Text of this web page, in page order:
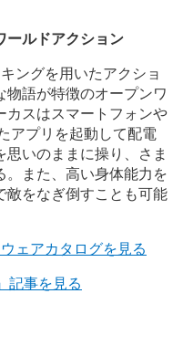
d
i
m
g
e
ールドアクション
ングを用いたアクショ
語が特徴のオープンワ
カスはスマートフォンや
アプリを起動して配電
いのままに操り、さま
。また、高い身体能力を
敵をなぎ倒すことも可能
ェアカタログを見る
記事を見る